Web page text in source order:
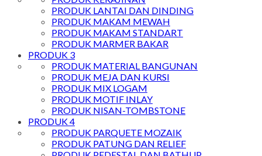
PRODUK LANTAI DAN DINDING
PRODUK MAKAM MEWAH
PRODUK MAKAM STANDART
PRODUK MARMER BAKAR
PRODUK 3
PRODUK MATERIAL BANGUNAN
PRODUK MEJA DAN KURSI
PRODUK MIX LOGAM
PRODUK MOTIF INLAY
PRODUK NISAN-TOMBSTONE
PRODUK 4
PRODUK PARQUETE MOZAIK
PRODUK PATUNG DAN RELIEF